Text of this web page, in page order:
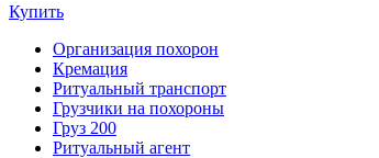
Купить
Организация похорон
Кремация
Ритуальный транспорт
Грузчики на похороны
Груз 200
Ритуальный агент